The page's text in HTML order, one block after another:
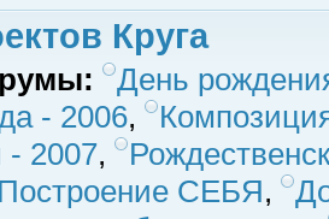
Круга
День
- 2006,
2007,
Построение СЕБЯ,